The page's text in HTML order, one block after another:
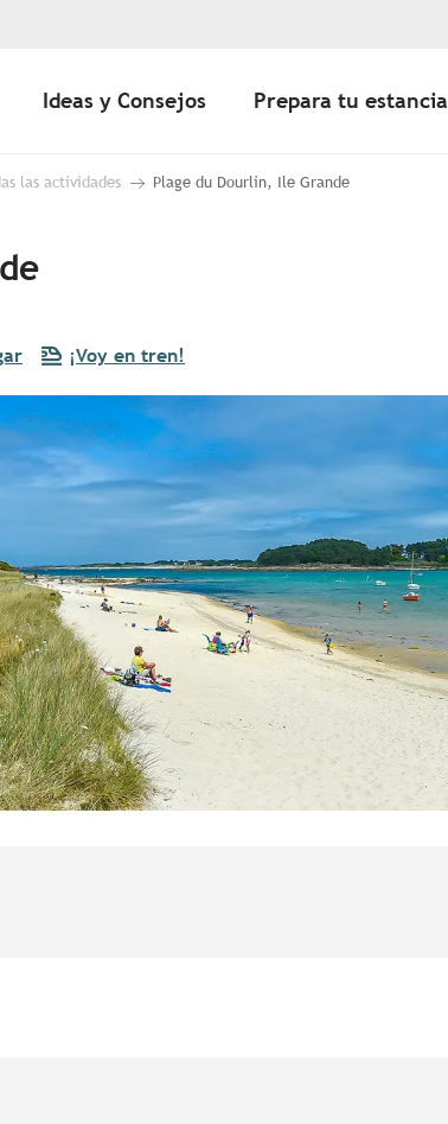
Ideas y Consejos Prepara tu estancia
las actividades Plage du Dourlin, Ile Grande
¡Voy en tren!